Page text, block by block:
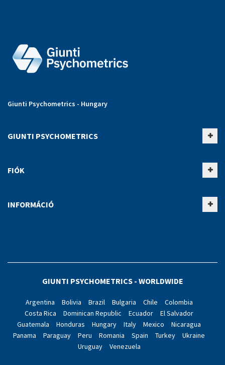
Giunti Psychometrics - Hungary
GIUNTI PSYCHOMETRICS
FIÓK
INFORMÁCIÓ
GIUNTI PSYCHOMETRICS - WORLDWIDE
Argentina Bolivia Brazil Bulgaria Chile
Colombia
Costa Rica
Dominican Republic Ecuador
El Salvador
Guatemala
Honduras Hungary Italy Mexico
Nicaragua
Panama
Paraguay Peru Romania Spain Turkey
Ukraine
Uruguay
Venezuela